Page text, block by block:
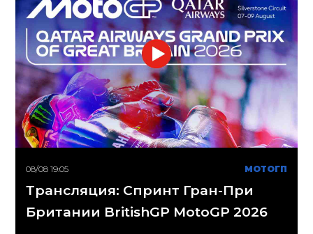
08/08 19:05 МОТОГП
Трансляция: Спринт Гран-При
Британии BritishGP MotoGP 2026